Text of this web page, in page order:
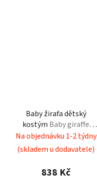
Baby žirafa dětský
kostým Baby giraffe
costume
Na objednávku 1-2 týdny
(skladem u dodavatele)
838 Kč